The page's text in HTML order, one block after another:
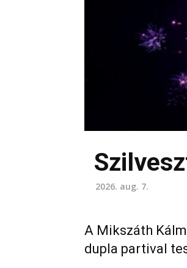
2026. aug. 7.
A Mikszáth
dupla partival